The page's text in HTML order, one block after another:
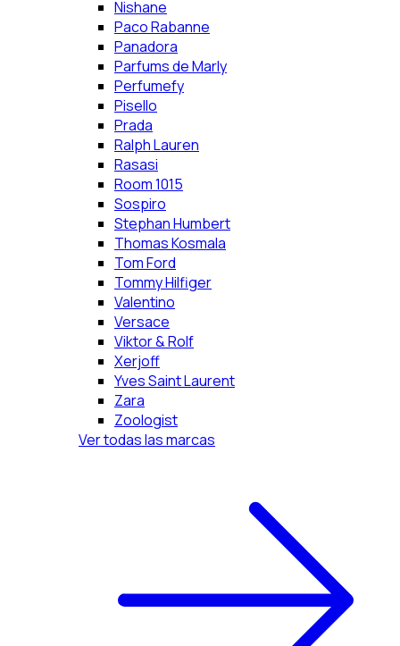
Nishane
Paco Rabanne
Panadora
Parfums de Marly
Perfumefy
Pisello
Prada
Ralph Lauren
Rasasi
Room 1015
Sospiro
Stephan Humbert
Thomas Kosmala
Tom Ford
Tommy Hilfiger
Valentino
Versace
Viktor & Rolf
Xerjoff
Yves Saint Laurent
Zara
Zoologist
Ver todas las marcas